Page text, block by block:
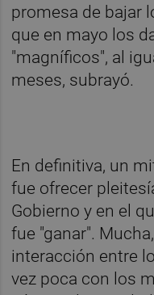
promesa de bajar
que en mayo los
"magníficos", al
meses, subrayó.
En definitiva, un
fue ofrecer
Gobierno y en el
fue "ganar".
interacción entre
vez poca con los